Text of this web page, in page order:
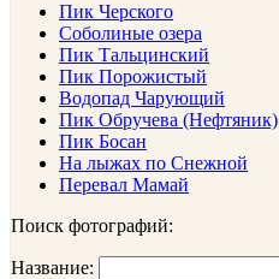
Пик Черского
Соболиные озера
Пик Тальцинский
Пик Порожистый
Водопад Чарующий
Пик Обручева (Нефтяник)
Пик Босан
На лыжах по Снежной
Перевал Мамай
Поиск фотографий:
Название: